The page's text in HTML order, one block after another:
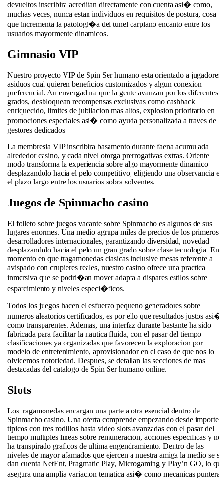
devueltos inscribira acreditan directamente con cuenta asi� como,
muchas veces, nunca estan individuos en requisitos de postura, cosa
que incrementa la patologi�a del tunel carpiano encanto entre los
usuarios mayormente dinamicos.
Gimnasio VIP
Nuestro proyecto VIP de Spin Ser humano esta orientado a
asiduos cual quieren beneficios customizados y algun conexion
preferencial. An envergadura que la gente avanzan por los diferentes
grados, desbloquean recompensas exclusivas como cashback
enriquecido, limites de jubilacion mas altos, explosion prioritario en
promociones especiales asi� como ayuda personalizada a traves de
gestores dedicados.
La membresia VIP inscribira basamento durante faena acumulada
alrededor casino, y cada nivel otorga prerrogativas extras. Oriente
modo transforma la experiencia sobre algo mayormente dinamico
desplazandolo hacia el pelo competitivo, eligiendo una observancia
el plazo largo entre los usuarios sobra solventes.
Juegos de Spinmacho casino
El folleto sobre juegos vacante sobre Spinmacho es algunos de sus
lugares enormes. Una medio agrupa miles de precios de los primeros
desarrolladores internacionales, garantizando diversidad, novedad
desplazandolo hacia el pelo un gran grado sobre clase tecnologia.
momento en que tragamonedas clasicas inclusive mesas referente a
avispado con crupieres reales, nuestro casino ofrece una practica
inmersiva que se podri�an mover adapta a dispares estilos sobre
esparcimiento y niveles especi�ficos.
Todos los juegos hacen el esfuerzo pequeno generadores sobre
numeros aleatorios certificados, es por ello que resultados justos
como transparentes. Ademas, una interfaz durante bastante ha sido
fabricada para facilitar la nautica fluida, con el pasar del tiempo
clasificaciones ya organizadas que favorecen la exploracion por
modelo de entretenimiento, aprovisionador en el caso de que nos lo
olvidemos notoriedad. Despues, se detallan las secciones de mas
destacadas del catalogo de Spin Ser humano online.
Slots
Los tragamonedas encargan una parte a otra esencial dentro de
Spinmacho casino. Una oferta comprende empezando desde
tipicos con tres rodillos hasta video slots avanzadas con el pasar del
tiempo multiples lineas sobre remuneracion, acciones especificas y
ha transpirado graficos de ultima engendramiento. Dentro de las
niveles de mayor afamados que ejercen a nuestra amiga la medio se
dan cuenta NetEnt, Pragmatic Play, Microgaming y Play’n GO, lo
asegura una amplia variacion tematica asi� como mecanicas